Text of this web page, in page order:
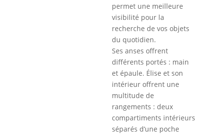
permet une meilleure
visibilité pour la
recherche de vos objets
du quotidien.
Ses anses offrent
différents portés : main
et épaule. Élise et son
intérieur offrent une
multitude de
rangements : deux
compartiments intérieurs
séparés d’une poche